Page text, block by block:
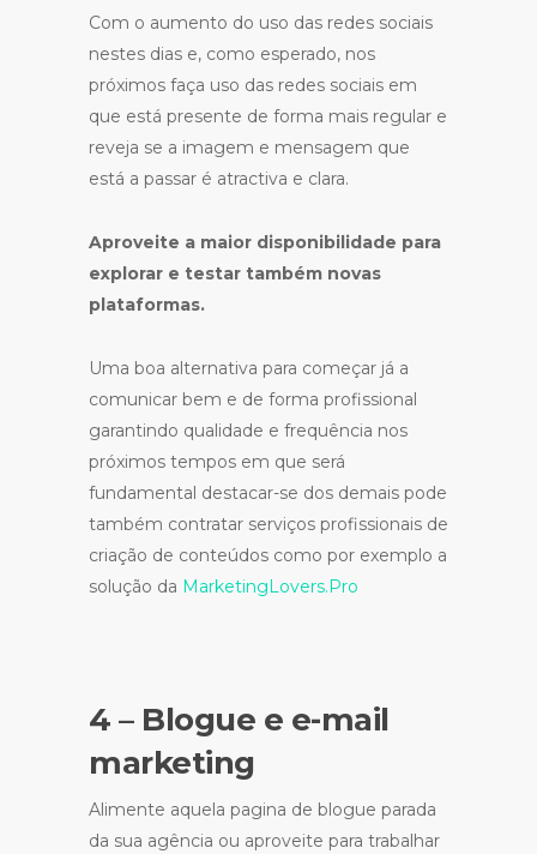
Com o aumento do uso das redes sociais
nestes dias e, como esperado, nos
próximos faça uso das redes sociais em
que está presente de forma mais regular e
reveja se a imagem e mensagem que
está a passar é atractiva e clara.
Aproveite a maior disponibilidade para
explorar e testar também novas
plataformas.
Uma boa alternativa para começar já a
comunicar bem e de forma profissional
garantindo qualidade e frequência nos
próximos tempos em que será
fundamental destacar-se dos demais pode
também contratar serviços profissionais de
criação de conteúdos como por exemplo a
solução da MarketingLovers.Pro
4 – Blogue e e-mail
marketing
Alimente aquela pagina de blogue parada
da sua agência ou aproveite para trabalhar